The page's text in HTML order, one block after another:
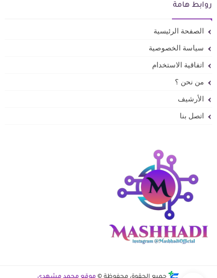
روابط هامة
الصفحة الرئيسية
سياسة الخصوصية
اتفاقية الاستخدام
من نحن ؟
الأرشيف
اتصل بنا